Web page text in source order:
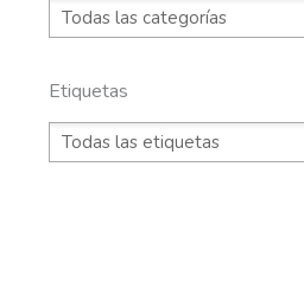
Etiquetas